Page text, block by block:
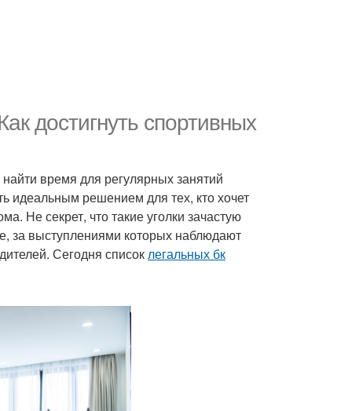
достигнуть спортивных
время для регулярных занятий
идеальным решением для тех, кто хочет
Не секрет, что такие уголки зачастую
за выступлениями которых наблюдают
Сегодня списоклегальных бк